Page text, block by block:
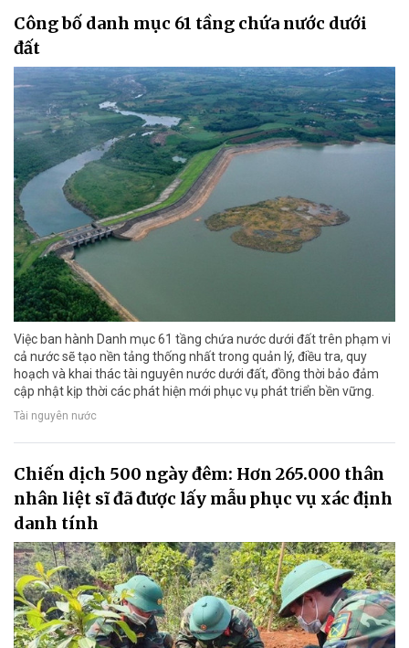
Công bố danh mục 61 tầng chứa nước dưới
đất
Việc ban hành Danh mục 61 tầng chứa nước dưới đất trên phạm vi
cả nước sẽ tạo nền tảng thống nhất trong quản lý, điều tra, quy
hoạch và khai thác tài nguyên nước dưới đất, đồng thời bảo đảm
cập nhật kịp thời các phát hiện mới phục vụ phát triển bền vững.
Tài nguyên nước
Chiến dịch 500 ngày đêm: Hơn 265.000 thân
nhân liệt sĩ đã được lấy mẫu phục vụ xác định
danh tính